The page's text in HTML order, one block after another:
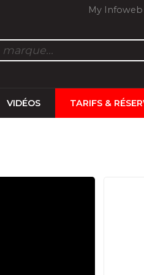
My Infoweb
VIDÉOS TARIFS &